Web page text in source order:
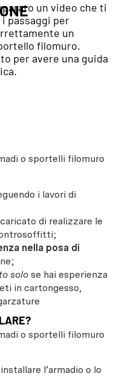
un video che ti
passaggi per
un
filomuro.
per avere una guida
o sportelli filomuro
i lavori di
di realizzare le
nella posa di
solo se hai esperienza
in cartongesso,
o sportelli filomuro
l’armadio o lo